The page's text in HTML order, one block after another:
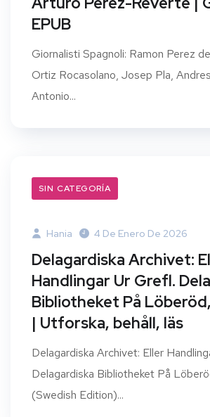
EPUB
Giornalisti Spagnoli: Ramon Perez
Ortiz Rocasolano, Josep Pla,
Antonio...
SIN CATEGORÍA
Hania 4 De Enero De 2026
Delagardiska Archivet:
Handlingar Ur Grefl.
Bibliotheket På
| Utforska, behåll, läs
Delagardiska Archivet: Eller
Delagardiska Bibliotheket På
(Swedish Edition)...